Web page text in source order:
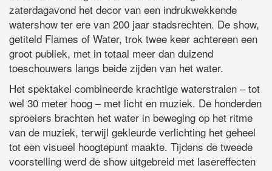
zaterdagavond het decor van een indrukwekkende
watershow ter ere van 200 jaar stadsrechten. De show,
getiteld Flames of Water, trok twee keer achtereen een
groot publiek, met in totaal meer dan duizend
toeschouwers langs beide zijden van het water.
Het spektakel combineerde krachtige waterstralen – tot
wel 30 meter hoog – met licht en muziek. De honderden
sproeiers brachten het water in beweging op het ritme
van de muziek, terwijl gekleurde verlichting het geheel
tot een visueel hoogtepunt maakte. Tijdens de tweede
voorstelling werd de show uitgebreid met lasereffecten